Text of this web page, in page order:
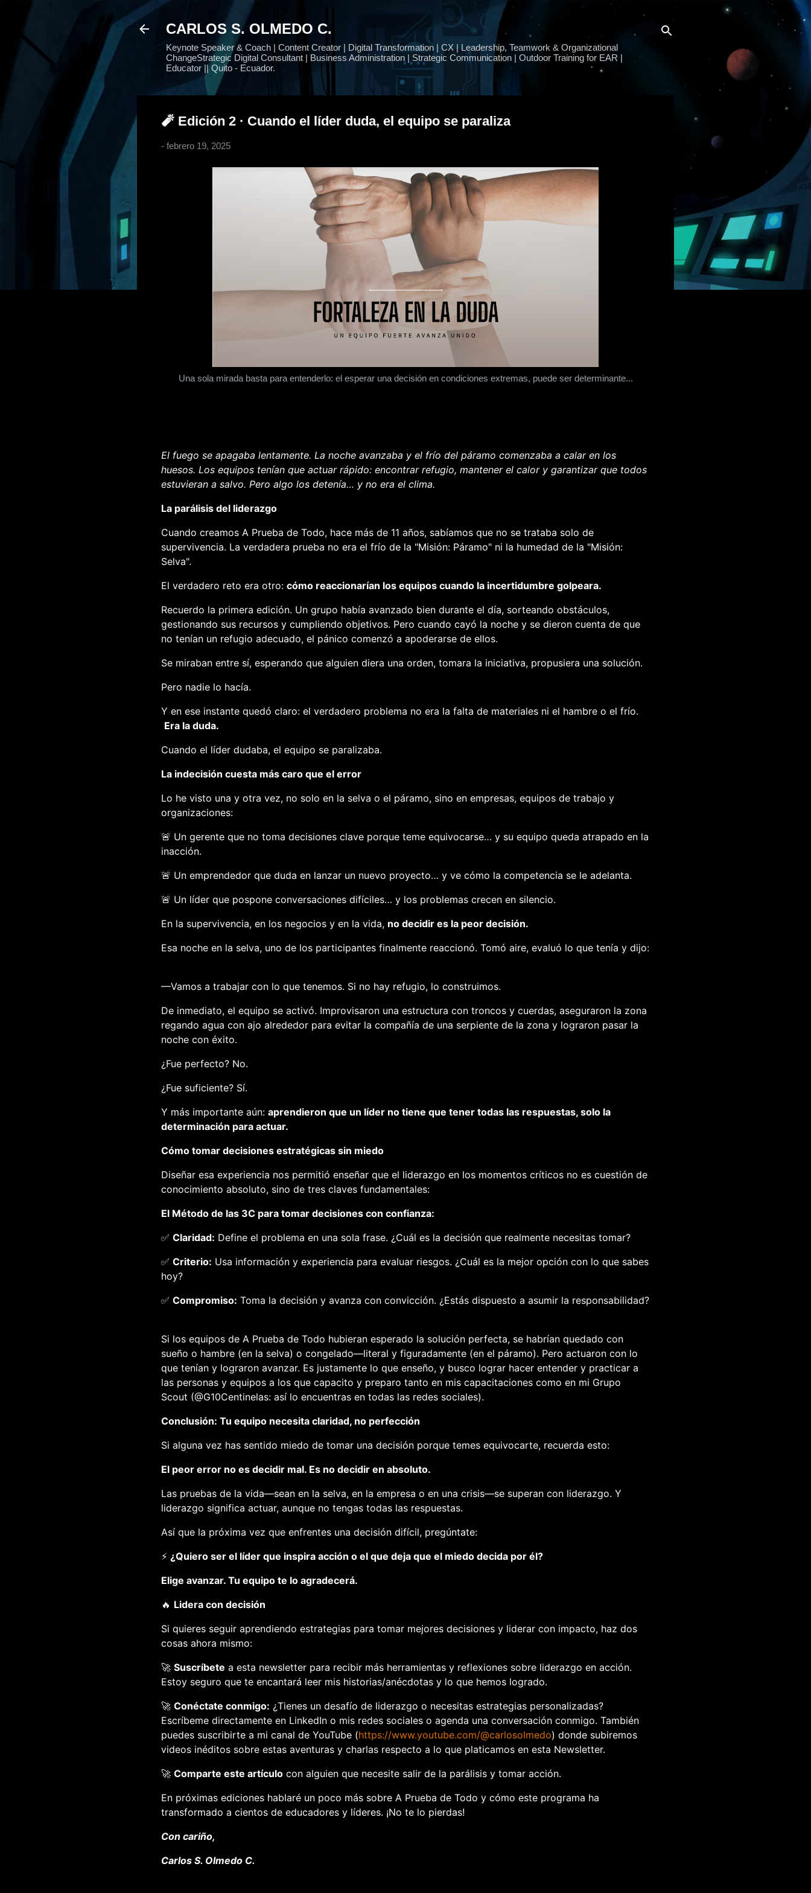
CARLOS S. OLMEDO C.
Keynote Speaker & Coach | Content Creator | Digital Transformation | CX | Leadership, Teamwork & Organizational
ChangeStrategic Digital Consultant | Business Administration | Strategic Communication | Outdoor Training for EAR |
Educator || Quito - Ecuador.
🧨 Edición 2 · Cuando el líder duda, el equipo se paraliza
- febrero 19, 2025
Una sola mirada basta para entenderlo: el esperar una decisión en condiciones extremas, puede ser determinante...
El fuego se apagaba lentamente. La noche avanzaba y el frío del páramo comenzaba a calar en los
huesos. Los equipos tenían que actuar rápido: encontrar refugio, mantener el calor y garantizar que todos
estuvieran a salvo. Pero algo los detenía… y no era el clima.
La parálisis del liderazgo
Cuando creamos A Prueba de Todo, hace más de 11 años, sabíamos que no se trataba solo de
supervivencia. La verdadera prueba no era el frío de la "Misión: Páramo" ni la humedad de la "Misión:
Selva".
El verdadero reto era otro: cómo reaccionarían los equipos cuando la incertidumbre golpeara.
Recuerdo la primera edición. Un grupo había avanzado bien durante el día, sorteando obstáculos,
gestionando sus recursos y cumpliendo objetivos. Pero cuando cayó la noche y se dieron cuenta de que
no tenían un refugio adecuado, el pánico comenzó a apoderarse de ellos.
Se miraban entre sí, esperando que alguien diera una orden, tomara la iniciativa, propusiera una solución.
Pero nadie lo hacía.
Y en ese instante quedó claro: el verdadero problema no era la falta de materiales ni el hambre o el frío.
Era la duda.
Cuando el líder dudaba, el equipo se paralizaba.
La indecisión cuesta más caro que el error
Lo he visto una y otra vez, no solo en la selva o el páramo, sino en empresas, equipos de trabajo y
organizaciones:
🚨 Un gerente que no toma decisiones clave porque teme equivocarse… y su equipo queda atrapado en la
inacción.
🚨 Un emprendedor que duda en lanzar un nuevo proyecto… y ve cómo la competencia se le adelanta.
🚨 Un líder que pospone conversaciones difíciles… y los problemas crecen en silencio.
En la supervivencia, en los negocios y en la vida, no decidir es la peor decisión.
Esa noche en la selva, uno de los participantes finalmente reaccionó. Tomó aire, evaluó lo que tenía y dijo:
—Vamos a trabajar con lo que tenemos. Si no hay refugio, lo construimos.
De inmediato, el equipo se activó. Improvisaron una estructura con troncos y cuerdas, aseguraron la zona
regando agua con ajo alrededor para evitar la compañía de una serpiente de la zona y lograron pasar la
noche con éxito.
¿Fue perfecto? No.
¿Fue suficiente? Sí.
Y más importante aún: aprendieron que un líder no tiene que tener todas las respuestas, solo la
determinación para actuar.
Cómo tomar decisiones estratégicas sin miedo
Diseñar esa experiencia nos permitió enseñar que el liderazgo en los momentos críticos no es cuestión de
conocimiento absoluto, sino de tres claves fundamentales:
El Método de las 3C para tomar decisiones con confianza:
✅ Claridad: Define el problema en una sola frase. ¿Cuál es la decisión que realmente necesitas tomar?
✅ Criterio: Usa información y experiencia para evaluar riesgos. ¿Cuál es la mejor opción con lo que sabes
hoy?
✅ Compromiso: Toma la decisión y avanza con convicción. ¿Estás dispuesto a asumir la responsabilidad?
Si los equipos de A Prueba de Todo hubieran esperado la solución perfecta, se habrían quedado con
sueño o hambre (en la selva) o congelado—literal y figuradamente (en el páramo). Pero actuaron con lo
que tenían y lograron avanzar. Es justamente lo que enseño, y busco lograr hacer entender y practicar a
las personas y equipos a los que capacito y preparo tanto en mis capacitaciones como en mi Grupo
Scout (@G10Centinelas: así lo encuentras en todas las redes sociales).
Conclusión: Tu equipo necesita claridad, no perfección
Si alguna vez has sentido miedo de tomar una decisión porque temes equivocarte, recuerda esto:
El peor error no es decidir mal. Es no decidir en absoluto.
Las pruebas de la vida—sean en la selva, en la empresa o en una crisis—se superan con liderazgo. Y
liderazgo significa actuar, aunque no tengas todas las respuestas.
Así que la próxima vez que enfrentes una decisión difícil, pregúntate:
⚡ ¿Quiero ser el líder que inspira acción o el que deja que el miedo decida por él?
Elige avanzar. Tu equipo te lo agradecerá.
🔥 Lidera con decisión
Si quieres seguir aprendiendo estrategias para tomar mejores decisiones y liderar con impacto, haz dos
cosas ahora mismo:
🚀 Suscríbete a esta newsletter para recibir más herramientas y reflexiones sobre liderazgo en acción.
Estoy seguro que te encantará leer mis historias/anécdotas y lo que hemos logrado.
🚀 Conéctate conmigo: ¿Tienes un desafío de liderazgo o necesitas estrategias personalizadas?
Escríbeme directamente en LinkedIn o mis redes sociales o agenda una conversación conmigo. También
puedes suscribirte a mi canal de YouTube (https://www.youtube.com/@carlosolmedo) donde subiremos
videos inéditos sobre estas aventuras y charlas respecto a lo que platicamos en esta Newsletter.
🚀 Comparte este artículo con alguien que necesite salir de la parálisis y tomar acción.
En próximas ediciones hablaré un poco más sobre A Prueba de Todo y cómo este programa ha
transformado a cientos de educadores y líderes. ¡No te lo pierdas!
Con cariño,
Carlos S. Olmedo C.